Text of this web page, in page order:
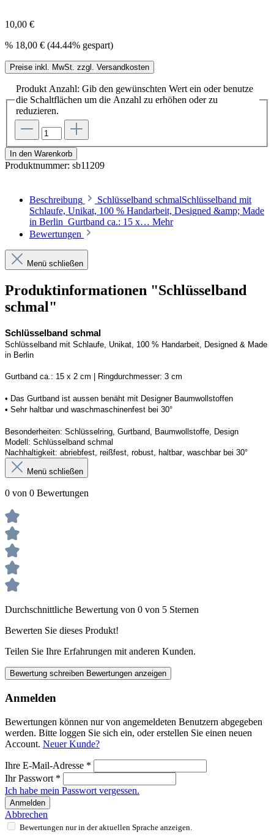
10,00 €
% 18,00 € (44.44% gespart)
Preise inkl. MwSt. zzgl. Versandkosten
Produkt Anzahl: Gib den gewünschten Wert ein oder benutze
die Schaltflächen um die Anzahl zu erhöhen oder zu
reduzieren.
In den Warenkorb
Produktnummer: sb11209
Beschreibung
Schlüsselband schmalSchlüsselband mit
Schlaufe, Unikat, 100 % Handarbeit, Designed &amp; Made
in Berlin Gurtband ca.: 15 x… Mehr
Bewertungen
Menü schließen
Produktinformationen "Schlüsselband
schmal"
Schlüsselband schmal
Schlüsselband mit Schlaufe, Unikat, 100 % Handarbeit, Designed & Made
in Berlin
Gurtband ca.: 15 x 2 cm | Ringdurchmesser: 3 cm
• Das Gurtband ist aussen benäht mit Designer Baumwollstoffen
• Sehr haltbar und waschmaschinenfest bei 30°
Besonderheiten: Schlüsselring, Gurtband, Baumwollstoffe, Design
Modell: Schlüsselband schmal
Nachhaltigkeit: abriebfest, reißfest, robust, haltbar, waschbar bei 30°
Menü schließen
0 von 0 Bewertungen
Durchschnittliche Bewertung von 0 von 5 Sternen
Bewerten Sie dieses Produkt!
Teilen Sie Ihre Erfahrungen mit anderen Kunden.
Bewertung schreiben Bewertungen anzeigen
Anmelden
Bewertungen können nur von angemeldeten Benutzern abgegeben
werden. Bitte loggen Sie sich ein, oder erstellen Sie einen neuen
Account. Neuer Kunde?
Ihre E-Mail-Adresse *
Ihr Passwort *
Ich habe mein Passwort vergessen.
Anmelden
Abbrechen
Bewertungen nur in der aktuellen Sprache anzeigen.